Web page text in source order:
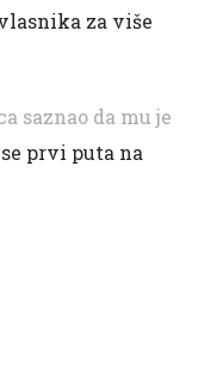
za više
saznao da mu je
prvi puta na